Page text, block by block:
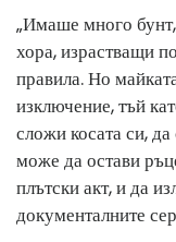
„Имаше много
хора, израстващи
правила. Но
изключение, тъй
сложи косата си,
може да остави
плътски акт, и да
документалните